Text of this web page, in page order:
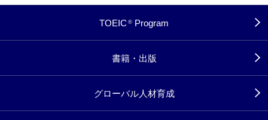
TOEIC ® Program
書籍・出版
グローバル人材育成